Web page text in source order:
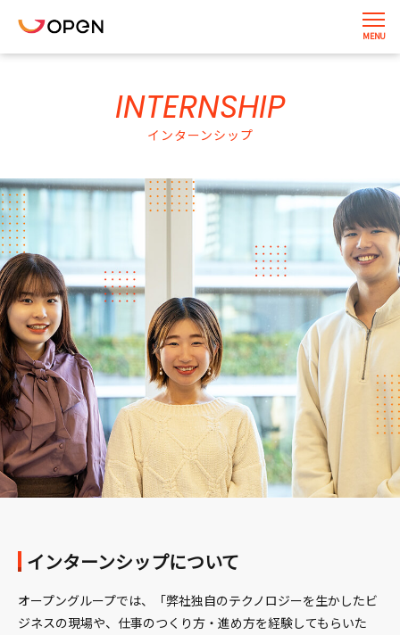
INTERNSHIP
インターンシップ
インターンシップについて
オープングループでは、「弊社独自のテクノロジーを生かしたビ
ジネスの現場や、仕事のつくり方・進め方を経験してもらいた